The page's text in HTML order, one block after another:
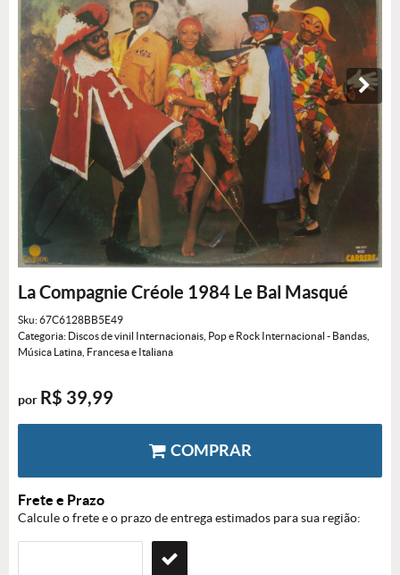
La Compagnie Créole 1984 Le Bal Masqué
Sku:67C6128BB5E49
Categoria: Discos de vinil Internacionais Pop e Rock Internacional - Bandas
Música Latina, Francesa e Italiana
por R$ 39,99
COMPRAR
Frete e Prazo
Calcule o frete e o prazo de entrega estimados para sua região: